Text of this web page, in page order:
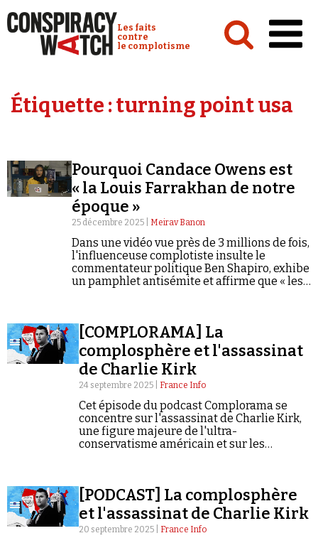
Conspiracy Watch :
Les faits
contre
le complotisme
Analyses
Vidéos
Émissions
Revues de presse
Faire un don
Demander à Vera
Étiquette :turning point usa
Pourquoi Candace Owens est
« la Louis Farrakhan de notre
époque »
25 décembre 2025 | Meirav Banon
Dans une vidéo vue près de 3 millions de fois,
l'influenceuse complotiste insulte le
commentateur politique Ben Shapiro, exhibe
un pamphlet antisémite et affirme que « les
[COMPLORAMA] La
complosphère et l'assassinat
de Charlie Kirk
24 septembre 2025 | France Info
Cet épisode du podcast Complorama se
concentre sur l'assassinat de Charlie Kirk,
une figure majeure de l'ultra-
conservatisme américain et sur les
[PODCAST] La complosphère
et l'assassinat de Charlie Kirk
20 septembre 2025 | France Info